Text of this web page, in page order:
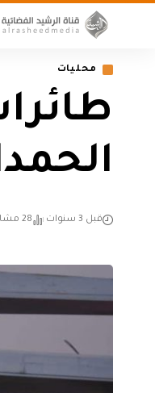
محليات
قبل 3 سنوات 28 مشاهدات